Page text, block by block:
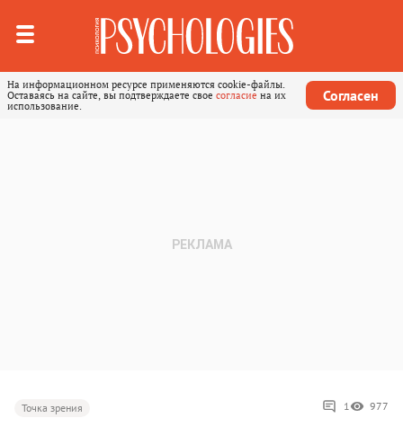
На информационном ресурсе применяются cookie-файлы.
Оставаясь на сайте, вы подтверждаете свое согласие на их
использование.
Согласен
Точка зрения 1 977